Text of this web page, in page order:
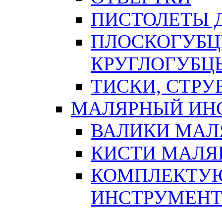
ПИСТОЛЕТЫ
ТИСКИ,
МАЛЯРНЫЙ
ВАЛИКИ
КИСТИ